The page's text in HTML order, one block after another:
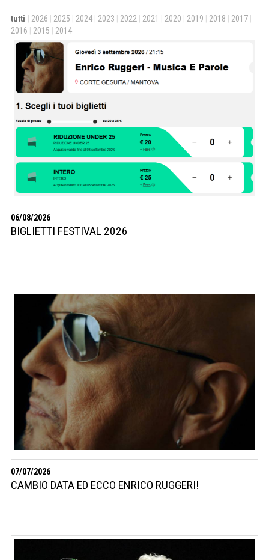
tutti 2026 2025 2024| 2023 2022| 2021 2020 2019 2018 2017|
2016
2015 2014
06/08/2026
BIGLIETTI FESTIVAL 2026
07/07/2026
CAMBIO DATA ED ECCO ENRICO RUGGERI!